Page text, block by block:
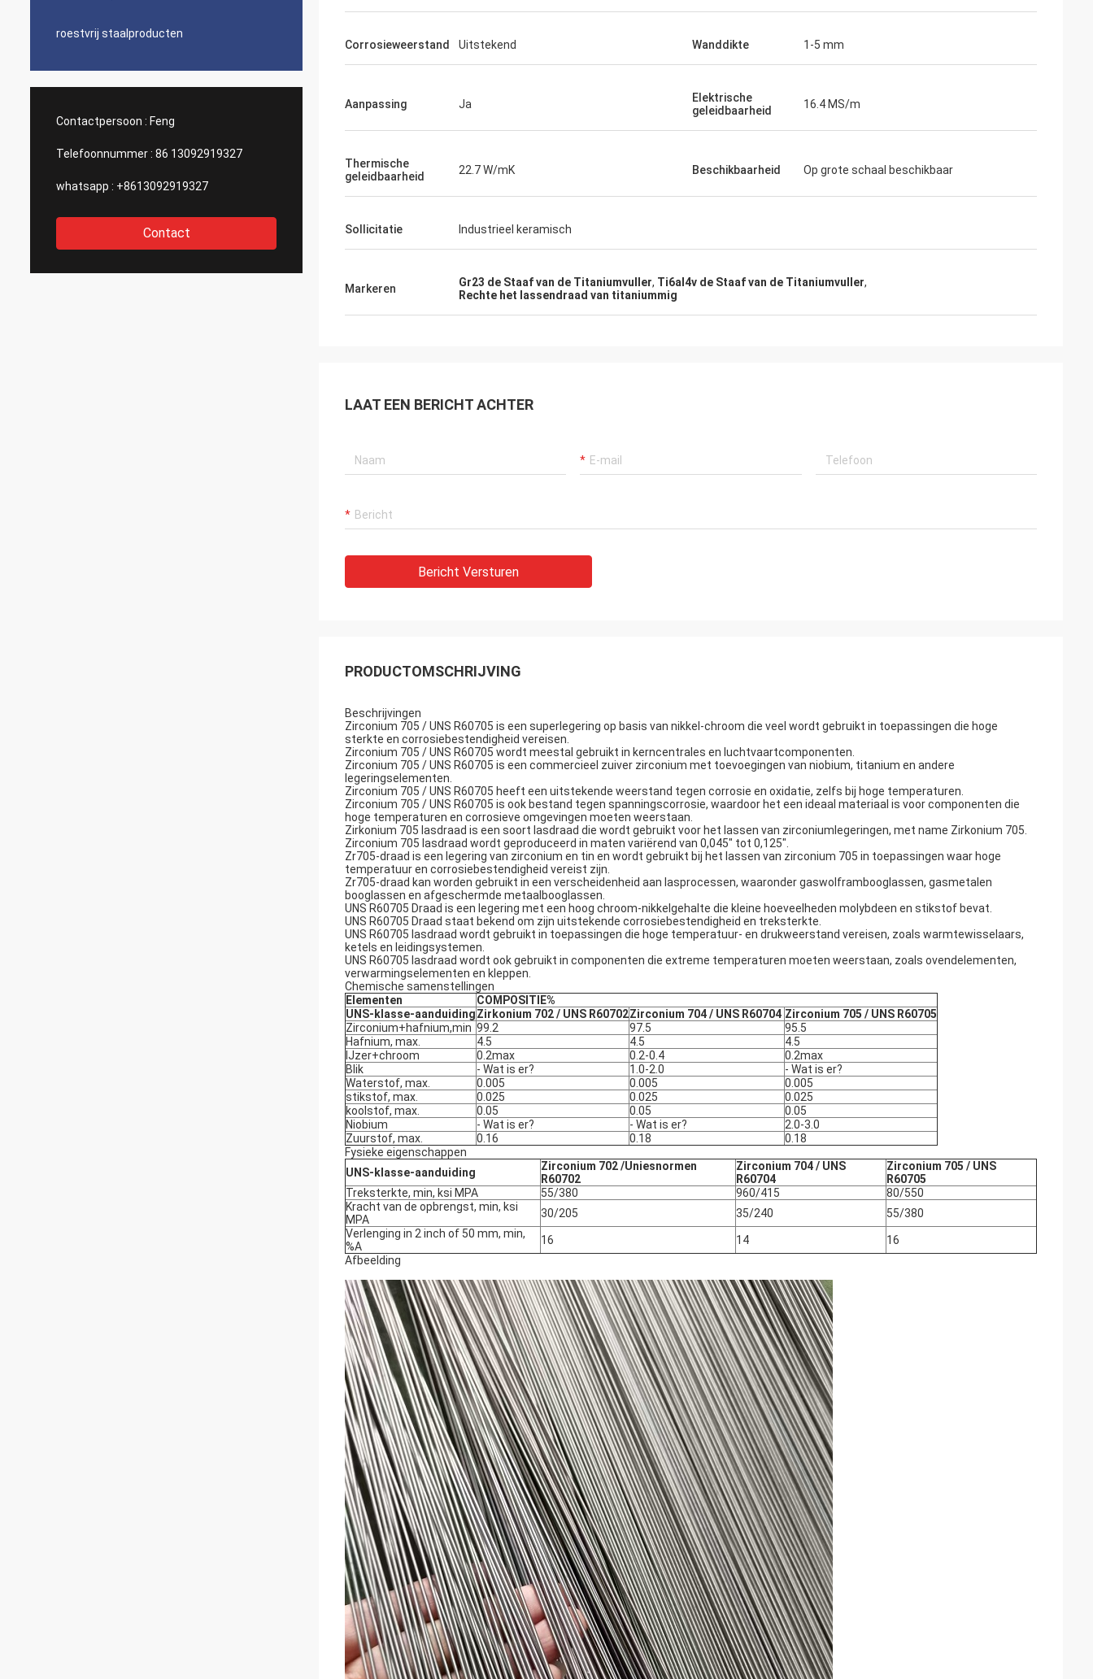
roestvrij staalproducten
Contactpersoon : Feng
Telefoonnummer : 86 13092919327
whatsapp : +8613092919327
Contact
Corrosieweerstand Uitstekend Wanddikte 1-5 mm
Aanpassing Ja
Elektrische
geleidbaarheid
16.4 MS/m
Thermische
geleidbaarheid
22.7 W/mK Beschikbaarheid Op grote schaal beschikbaar
Sollicitatie Industrieel keramisch
Markeren Gr23 de Staaf van de Titaniumvuller, Ti6al4v de Staaf van de Titaniumvuller,
Rechte het lassendraad van titaniummig
LAAT EEN BERICHT ACHTER
Bericht Versturen
PRODUCTOMSCHRIJVING
Beschrijvingen
Zirconium 705 / UNS R60705 is een superlegering op basis van nikkel-chroom die veel wordt gebruikt in toepassingen die hoge
sterkte en corrosiebestendigheid vereisen.
Zirconium 705 / UNS R60705 wordt meestal gebruikt in kerncentrales en luchtvaartcomponenten.
Zirconium 705 / UNS R60705 is een commercieel zuiver zirconium met toevoegingen van niobium, titanium en andere
legeringselementen.
Zirconium 705 / UNS R60705 heeft een uitstekende weerstand tegen corrosie en oxidatie, zelfs bij hoge temperaturen.
Zirconium 705 / UNS R60705 is ook bestand tegen spanningscorrosie, waardoor het een ideaal materiaal is voor componenten die
hoge temperaturen en corrosieve omgevingen moeten weerstaan.
Zirkonium 705 lasdraad is een soort lasdraad die wordt gebruikt voor het lassen van zirconiumlegeringen, met name Zirkonium 705.
Zirconium 705 lasdraad wordt geproduceerd in maten variërend van 0,045" tot 0,125".
Zr705-draad is een legering van zirconium en tin en wordt gebruikt bij het lassen van zirconium 705 in toepassingen waar hoge
temperatuur en corrosiebestendigheid vereist zijn.
Zr705-draad kan worden gebruikt in een verscheidenheid aan lasprocessen, waaronder gaswolframbooglassen, gasmetalen
booglassen en afgeschermde metaalbooglassen.
UNS R60705 Draad is een legering met een hoog chroom-nikkelgehalte die kleine hoeveelheden molybdeen en stikstof bevat.
UNS R60705 Draad staat bekend om zijn uitstekende corrosiebestendigheid en treksterkte.
UNS R60705 lasdraad wordt gebruikt in toepassingen die hoge temperatuur- en drukweerstand vereisen, zoals warmtewisselaars,
ketels en leidingsystemen.
UNS R60705 lasdraad wordt ook gebruikt in componenten die extreme temperaturen moeten weerstaan, zoals ovendelementen,
verwarmingselementen en kleppen.
Chemische samenstellingen
Elementen
COMPOSITIE%
UNS-klasse-aanduidingZirkonium 702 / UNS R60702Zirconium 704 / UNS R60704 Zirconium 705 / UNS R60705
Zirconium+hafnium,min 99.2 97.5
95.5
Hafnium, max.
4.5 4.5
4.5
IJzer+chroom
0.2max 0.2-0.4
0.2max
Blik
- Wat is er? 1.0-2.0
- Wat is er?
Waterstof, max.
0.005 0.005
0.005
stikstof, max.
0.025 0.025
0.025
koolstof, max.
0.05 0.05
0.05
Niobium
- Wat is er? - Wat is er?
2.0-3.0
Zuurstof, max.
0.16 0.18
0.18
Fysieke eigenschappen
UNS-klasse-aanduiding
Zirconium 702 /Uniesnormen
R60702
Zirconium 704 / UNS
R60704
Zirconium 705 / UNS
R60705
Treksterkte, min, ksi MPA
55/380 960/415
80/550
Kracht van de opbrengst, min, ksi
MPA
30/205 35/240
55/380
Verlenging in 2 inch of 50 mm, min,
%A
16 14
16
Afbeelding